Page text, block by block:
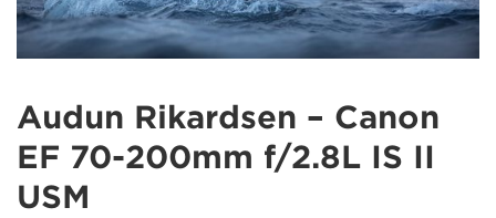
Audun Rikardsen – Canon
EF 70-200mm f/2.8L IS II
USM